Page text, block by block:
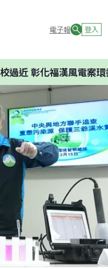
電子報 登入
彰化福漢風電案環委建